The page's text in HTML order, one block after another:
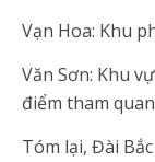
Vạn Hoa: Khu
Văn Sơn: Khu
điểm tham
Tóm lại, Đài